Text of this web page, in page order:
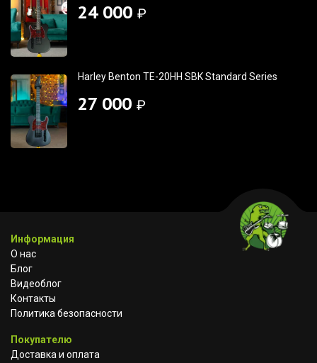
24 000 ₽
Harley Benton TE-20HH SBK Standard Series
27 000 ₽
Информация
О нас
Блог
Видеоблог
Контакты
Политика безопасности
Покупателю
Доставка и оплата